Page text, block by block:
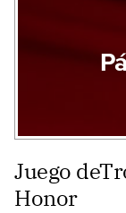
Juego
Honor